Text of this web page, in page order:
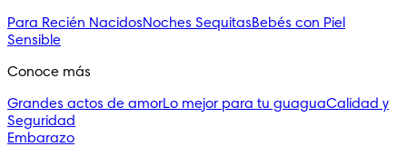
Para Recién NacidosNoches SequitasBebés con Piel
Sensible
Conoce más
Grandes actos de amorLo mejor para tu guaguaCalidad y
Seguridad
Embarazo